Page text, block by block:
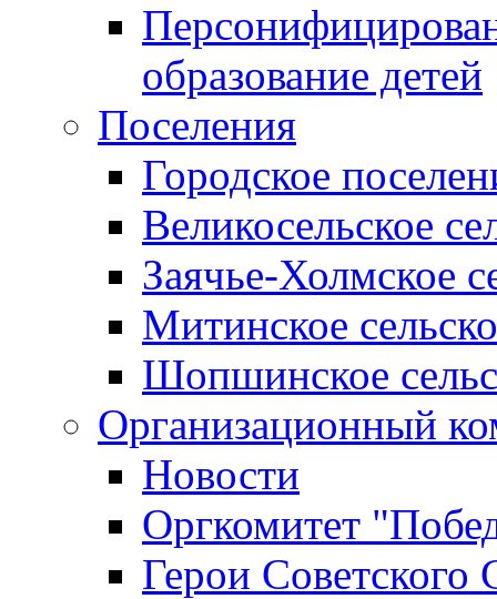
образование детей
Поселения
Городское
Великосельское
Заячье-Холмское
Митинское
Шопшинское
Организационный
Новости
Оргкомитет
Герои Советского